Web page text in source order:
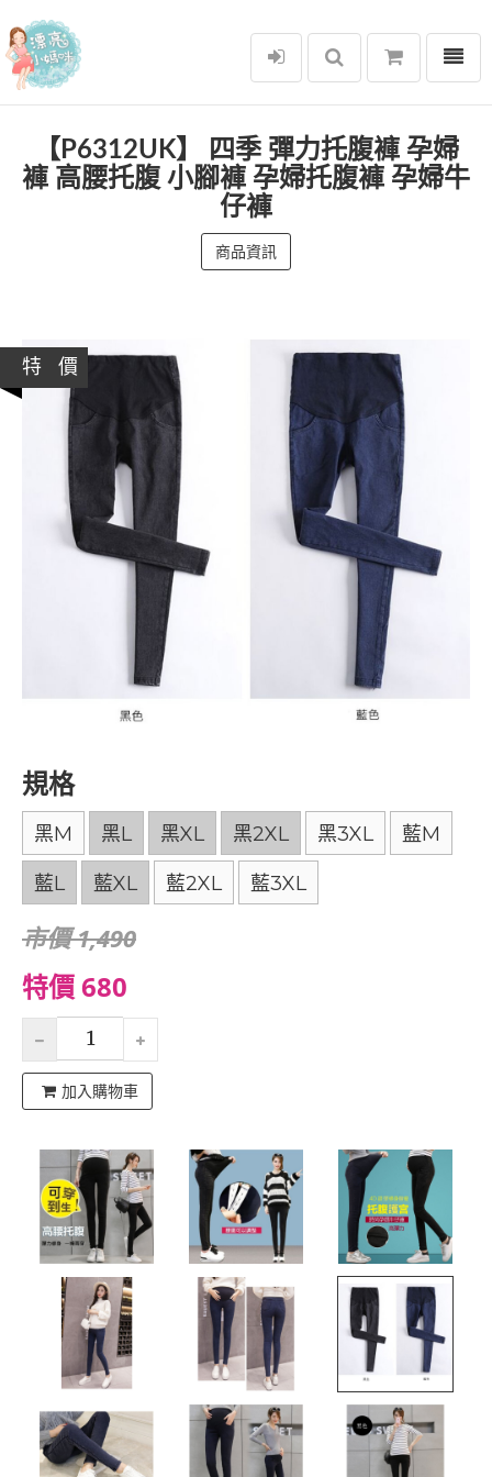
漂亮小媽咪
選單
【P6312UK】 四季 彈力托腹褲 孕婦
褲 高腰托腹 小腳褲 孕婦托腹褲 孕婦牛
仔褲
商品資訊
特 價
規格
黑M 黑L 黑XL 黑2XL 黑3XL 藍M
藍L 藍XL 藍2XL 藍3XL
市價 1,490
特價 680
加入購物車